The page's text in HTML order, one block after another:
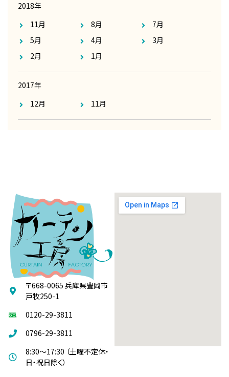
2018年
11月
8月
7月
5月
4月
3月
2月
1月
2017年
12月
11月
〒668-0065 兵庫県豊岡市
戸牧250-1
0120-29-3811
0796-29-3811
8:30～17:30 （土曜不定休・
日・祝日除く）